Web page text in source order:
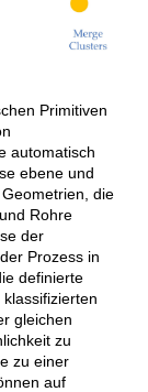
Primitiven
automatisch
ebene und
die
Rohre
der
Prozess in
definierte
gleichen
zu
zu einer
auf